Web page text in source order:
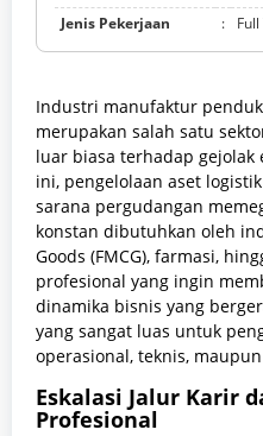
Jenis Pekerjaan
:
Industri manufaktur
merupakan salah satu
luar biasa terhadap gejolak
ini, pengelolaan aset
sarana pergudangan
konstan dibutuhkan oleh
Goods (FMCG), farmasi,
profesional yang ingin
dinamika bisnis yang
yang sangat luas untuk
operasional, teknis,
Eskalasi Jalur Karir
Profesional